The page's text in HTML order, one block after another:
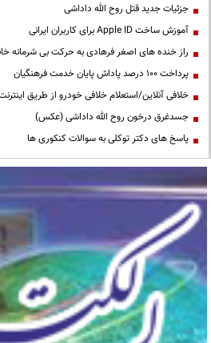
جزئیات جدید قتل روح الله داداشی
آموزش ساخت Apple ID برای کاربران ایرانی
راز خنده های اصغر فرهادی به حرکت بی شرمانه
پرداخت ۱۰۰ درصد پاداش پایان خدمت فرهنگیان
خلافی آنلاین/استعلام خلافی خودرو از طریق
جسدغرق درخون روح الله داداشی (عکس)
پاسخ های دکتر توکلی به سوالات کنکوری ها